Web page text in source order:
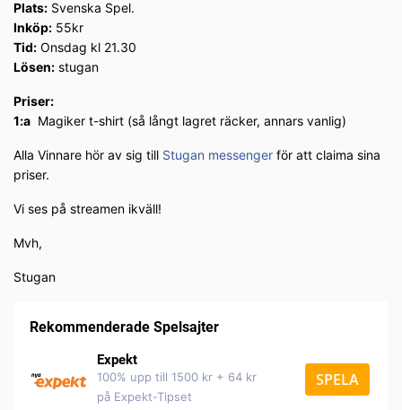
Plats: Svenska Spel.
Inköp: 55kr
Tid: Onsdag kl 21.30
Lösen: stugan
Priser:
1:a Magiker t-shirt (så långt lagret räcker, annars vanlig)
Alla Vinnare hör av sig till Stugan messenger för att claima sina
priser.
Vi ses på streamen ikväll!
Mvh,
Stugan
Rekommenderade Spelsajter
Expekt
100% upp till 1500 kr + 64 kr
på Expekt-Tipset
SPELA